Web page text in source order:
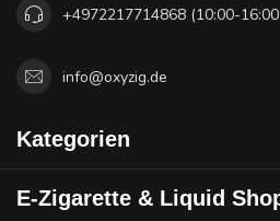
+4972217714868 (10:00-
info@oxyzig.de
Kategorien
E-Zigarette & Liquid